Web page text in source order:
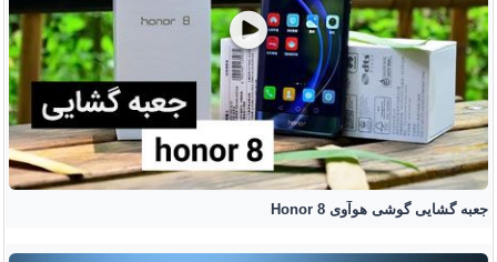
جعبه گشایی گوشی هوآوی Honor 8